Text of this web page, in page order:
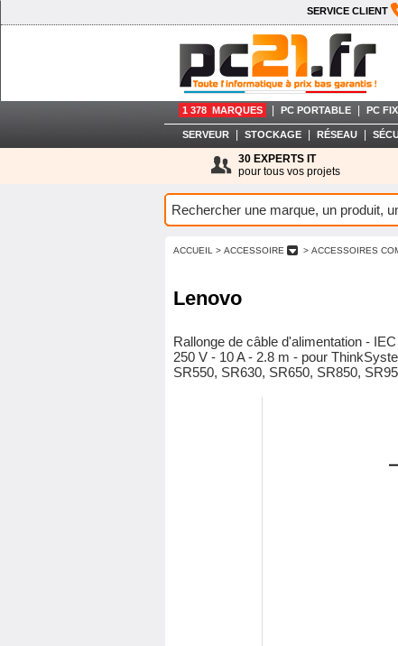
SERVICE CLIENT
1 378 MARQUES PC PORTABLE PC
SERVEUR STOCKAGE RÉSEAU
30 EXPERTS IT
pour tous vos projets
ACCUEIL > ACCESSOIRE > ACCESSOIRES
Lenovo
Rallonge de câble d'alimentation -
250 V - 10 A - 2.8 m - pour
SR550, SR630, SR650, SR850,